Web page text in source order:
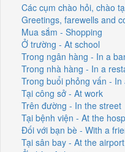
Các cụm chào hỏi, chào
Greetings, farewells and
Mua sắm - Shopping
Ở trường - At school
Trong ngân hàng - In a
Trong nhà hàng - In a
Trong buổi phỏng vấn - In
Tại công sở - At work
Trên đường - In the street
Tại bệnh viện - At the
Đối với bạn bè - With a
Tại sân bay - At the airport